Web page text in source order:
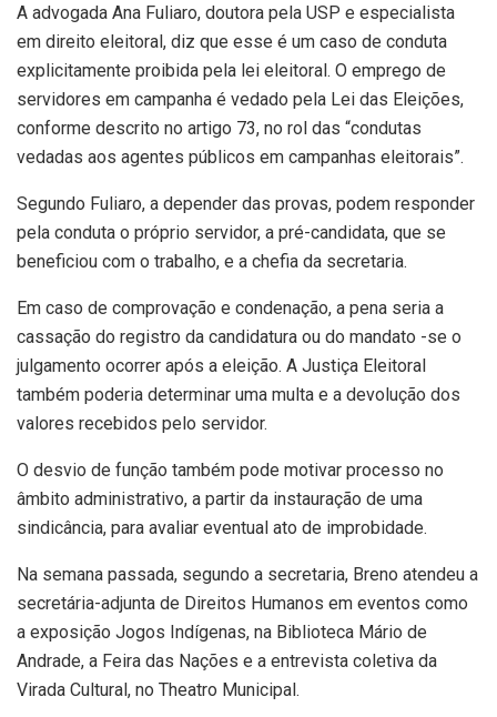
A advogada Ana Fuliaro, doutora pela USP e especialista
em direito eleitoral, diz que esse é um caso de conduta
explicitamente proibida pela lei eleitoral. O emprego de
servidores em campanha é vedado pela Lei das Eleições,
conforme descrito no artigo 73, no rol das “condutas
vedadas aos agentes públicos em campanhas eleitorais”.
Segundo Fuliaro, a depender das provas, podem responder
pela conduta o próprio servidor, a pré-candidata, que se
beneficiou com o trabalho, e a chefia da secretaria.
Em caso de comprovação e condenação, a pena seria a
cassação do registro da candidatura ou do mandato -se o
julgamento ocorrer após a eleição. A Justiça Eleitoral
também poderia determinar uma multa e a devolução dos
valores recebidos pelo servidor.
O desvio de função também pode motivar processo no
âmbito administrativo, a partir da instauração de uma
sindicância, para avaliar eventual ato de improbidade.
Na semana passada, segundo a secretaria, Breno atendeu a
secretária-adjunta de Direitos Humanos em eventos como
a exposição Jogos Indígenas, na Biblioteca Mário de
Andrade, a Feira das Nações e a entrevista coletiva da
Virada Cultural, no Theatro Municipal.